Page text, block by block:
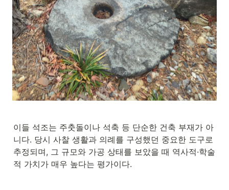
이들 석조는 주춧돌이나 석축 등 단순한 건축 부재가 아
니다. 당시 사찰 생활과 의례를 구성했던 중요한 도구로
추정되며, 그 규모와 가공 상태를 보았을 때 역사적·학술
적 가치가 매우 높다는 평가이다.